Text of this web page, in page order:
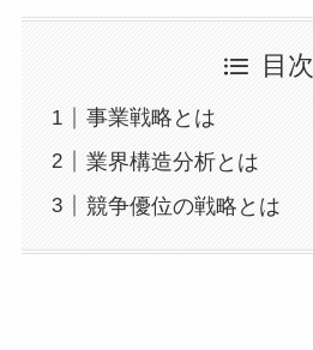
目次
事業戦略とは
業界構造分析とは
競争優位の戦略とは